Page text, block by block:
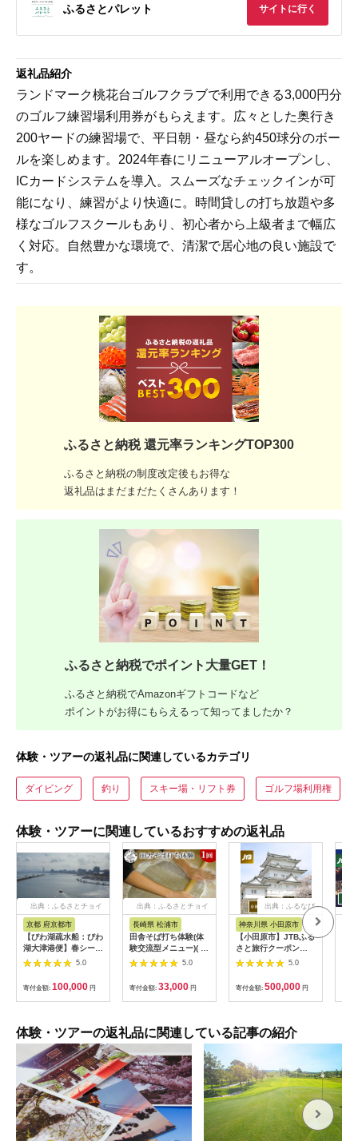
ふるさとパレット サイトに行く
返礼品紹介
ランドマーク桃花台ゴルフクラブで利用できる3,000円分
のゴルフ練習場利用券がもらえます。広々とした奥行き
200ヤードの練習場で、平日朝・昼なら約450球分のボー
ルを楽しめます。2024年春にリニューアルオープンし、
ICカードシステムを導入。スムーズなチェックインが可
能になり、練習がより快適に。時間貸しの打ち放題や多
様なゴルフスクールもあり、初心者から上級者まで幅広
く対応。自然豊かな環境で、清潔で居心地の良い施設で
す。
ふるさと納税 還元率ランキングTOP300
ふるさと納税の制度改定後もお得な
返礼品はまだまだたくさんあります！
ふるさと納税でポイント大量GET！
ふるさと納税でAmazonギフトコードなど
ポイントがお得にもらえるって知ってましたか？
体験・ツアーの返礼品に関連しているカテゴリ
ダイビング 釣り スキー場・リフト券 ゴルフ場利用権
体験・ツアーに関連しているおすすめの返礼品
出典：ふるさとチョイ
京都 府京都市
【びわ湖疏水船：びわ
湖大津港便】春シーズ
ン先行予約権（２名様
分の乗船予約の権利）
5.0
寄付金額: 100,000 円
出典：ふるさとチョイ
長崎県 松浦市
田舎そば打ち体験(体
験交流型メニュー)( 体
験 田舎 自然 松浦市
そば そば打ち )【D3-
5.0
寄付金額: 33,000 円
出典：ふるなび
神奈川県 小田原市
【小田原市】JTBふる
さと旅行クーポン
（150,000円分）有効
期間3年（Eメール発
行）｜予約 宿泊 観光
体験 温泉 ホテル 旅館
チケット 子供 子連れ
ンライン ネット 電話
神奈川 神奈川
5.0
寄付金額: 500,000 円
体験・ツアーの返礼品に関連している記事の紹介